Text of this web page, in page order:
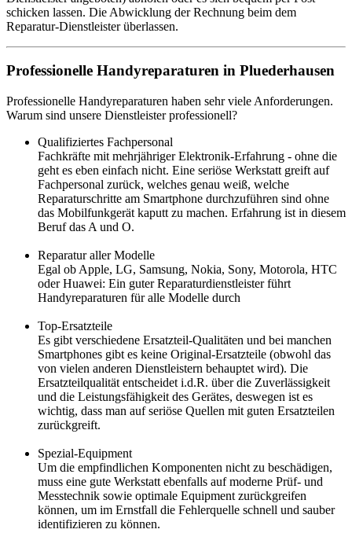
schicken lassen. Die Abwicklung der Rechnung beim dem
Reparatur-Dienstleister überlassen.
Professionelle Handyreparaturen in Pluederhausen
Professionelle Handyreparaturen haben sehr viele Anforderungen.
Warum sind unsere Dienstleister professionell?
Qualifiziertes Fachpersonal
Fachkräfte mit mehrjähriger Elektronik-Erfahrung - ohne die
geht es eben einfach nicht. Eine seriöse Werkstatt greift auf
Fachpersonal zurück, welches genau weiß, welche
Reparaturschritte am Smartphone durchzuführen sind ohne
das Mobilfunkgerät kaputt zu machen. Erfahrung ist in diesem
Beruf das A und O.
Reparatur aller Modelle
Egal ob Apple, LG, Samsung, Nokia, Sony, Motorola, HTC
oder Huawei: Ein guter Reparaturdienstleister führt
Handyreparaturen für alle Modelle durch
Top-Ersatzteile
Es gibt verschiedene Ersatzteil-Qualitäten und bei manchen
Smartphones gibt es keine Original-Ersatzteile (obwohl das
von vielen anderen Dienstleistern behauptet wird). Die
Ersatzteilqualität entscheidet i.d.R. über die Zuverlässigkeit
und die Leistungsfähigkeit des Gerätes, deswegen ist es
wichtig, dass man auf seriöse Quellen mit guten Ersatzteilen
zurückgreift.
Spezial-Equipment
Um die empfindlichen Komponenten nicht zu beschädigen,
muss eine gute Werkstatt ebenfalls auf moderne Prüf- und
Messtechnik sowie optimale Equipment zurückgreifen
können, um im Ernstfall die Fehlerquelle schnell und sauber
identifizieren zu können.